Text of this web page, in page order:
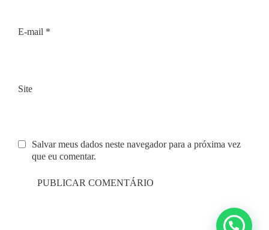
E-mail *
Site
Salvar meus dados neste navegador para a próxima vez
que eu comentar.